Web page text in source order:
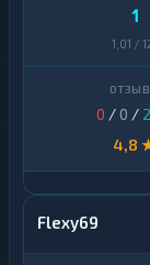
1
1,01 /
0 / 0 / 2
4,8
Flexy69